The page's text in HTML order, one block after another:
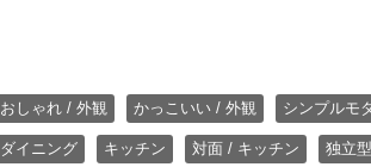
おしゃれ / 外観 かっこいい / 外観 シンプルモ
ダイニング キッチン 対面 / キッチン 独立